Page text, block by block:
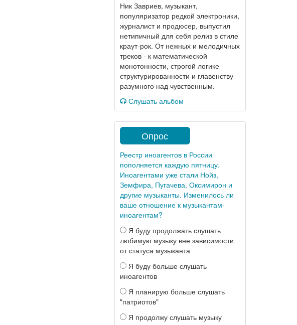
Ник Завриев, музыкант,
популяризатор редкой электроники,
журналист и продюсер, выпустил
нетипичный для себя релиз в стиле
краут-рок. От нежных и мелодичных
треков - к математической
монотонности, строгой логике
структурированности и главенству
разумного над чувственным.
Слушать альбом
Опрос
Реестр иноагентов в России
пополняется каждую пятницу.
Иноагентами уже стали Нойз,
Земфира, Пугачева, Оксимирон и
другие музыканты. Изменилось ли
ваше отношение к музыкантам-
иноагентам?
Я буду продолжать слушать
любимую музыку вне зависимости
от статуса музыканта
Я буду больше слушать
иноагентов
Я планирую больше слушать
"патриотов"
Я продолжу слушать музыку